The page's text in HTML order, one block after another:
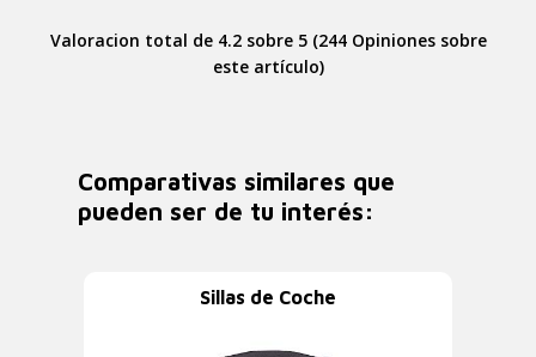
Valoracion total de 4.2 sobre 5 (244 Opiniones sobre
este artículo)
Comparativas similares que
pueden ser de tu interés:
Sillas de Coche